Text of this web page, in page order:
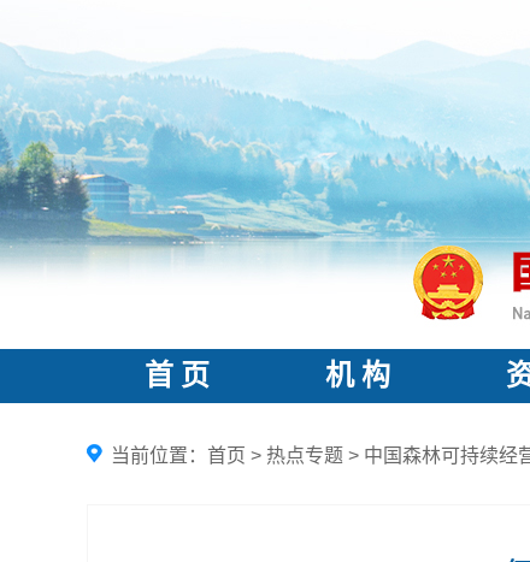
首 页 机 构
当前位置： 首页 > 热点专题 > 中国森林可持续经